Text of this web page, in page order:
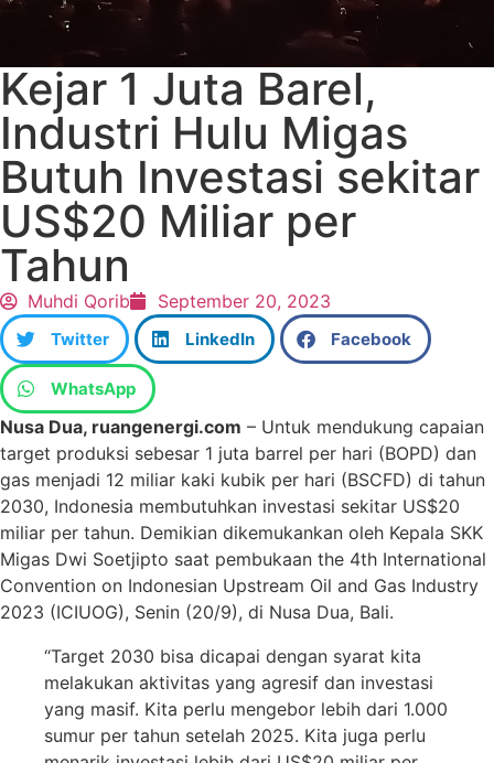
Kejar 1 Juta Barel,
Industri Hulu Migas
Butuh Investasi sekitar
US$20 Miliar per
Tahun
Muhdi Qorib September 20, 2023
Twitter LinkedIn Facebook
WhatsApp
Nusa Dua, ruangenergi.com – Untuk mendukung capaian
target produksi sebesar 1 juta barrel per hari (BOPD) dan
gas menjadi 12 miliar kaki kubik per hari (BSCFD) di tahun
2030, Indonesia membutuhkan investasi sekitar US$20
miliar per tahun. Demikian dikemukankan oleh Kepala SKK
Migas Dwi Soetjipto saat pembukaan the 4th International
Convention on Indonesian Upstream Oil and Gas Industry
2023 (ICIUOG), Senin (20/9), di Nusa Dua, Bali.
“Target 2030 bisa dicapai dengan syarat kita
melakukan aktivitas yang agresif dan investasi
yang masif. Kita perlu mengebor lebih dari 1.000
sumur per tahun setelah 2025. Kita juga perlu